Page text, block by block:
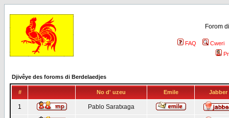
Forom
FAQ
Cweri
Djivêye des foroms di Berdelaedjes
# No d' uzeu Emile Jabber
1 Pablo Saratxaga